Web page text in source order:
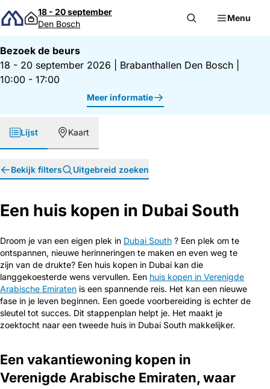
Direct naar inhoud
18 - 20 september
Den Bosch
Menu
Bezoek de beurs
18 - 20 september 2026
Brabanthallen Den Bosch
10:00 - 17:00
Meer informatie
Lijst Kaart
Bekijk filters Uitgebreid zoeken
Een huis kopen in Dubai South
Droom je van een eigen plek in Dubai South ? Een plek om te
ontspannen, nieuwe herinneringen te maken en even weg te
zijn van de drukte? Een huis kopen in Dubai kan die
langgekoesterde wens vervullen. Een huis kopen in Verenigde
Arabische Emiraten is een spannende reis. Het kan een nieuwe
fase in je leven beginnen. Een goede voorbereiding is echter de
sleutel tot succes. Dit stappenplan helpt je. Het maakt je
zoektocht naar een tweede huis in Dubai South makkelijker.
Een vakantiewoning kopen in
Verenigde Arabische Emiraten, waar